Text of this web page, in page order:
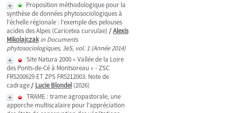
Proposition méthodologique pour la
synthèse de données phytosociologiques à
l'échelle régionale : l'exemple des pelouses
acides des Alpes (Caricetea curvulae) /Alexis
Mikolajczak in Documents
phytosociologiques, 3eS, vol. 1 (Année 2014)
Site Natura 2000 « Vallée de la Loire
des Ponts-de-Cé à Montsoreau » - ZSC
FR5200629 ET ZPS FR5212003. Note de
cadrage/ Lucie Blondel(2026)
TRAME : trame agropastorale, une
apporche multiscalaire pour l'appréciation